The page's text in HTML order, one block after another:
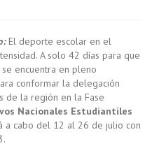
El deporte escolar en el
A solo 42 días para que
encuentra en pleno
conformar la delegación
de la región en la Fase
Nacionales Estudiantiles
a cabo del 12 al 26 de julio con